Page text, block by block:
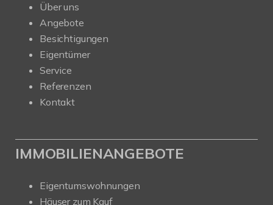
Über uns
Angebote
Besichtigungen
Eigentümer
Service
Referenzen
Kontakt
IMMOBILIENANGEBOTE
Eigentumswohnungen
Häuser zum Kauf